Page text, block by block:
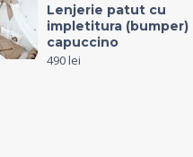
Lenjerie patut cu
impletitura (bumper)
capuccino
490lei